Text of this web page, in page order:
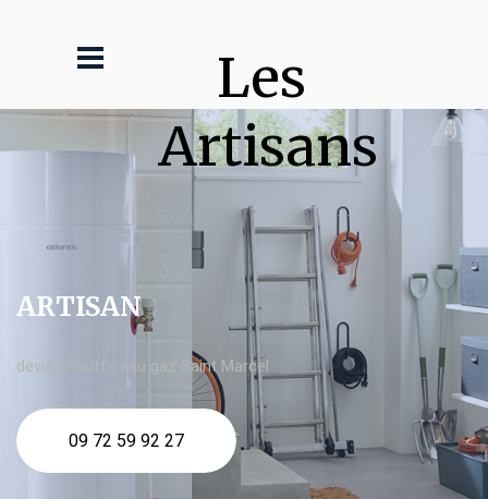
Les
Artisans
ARTISAN
devis Chauffe eau gaz Saint Marcel
09 72 59 92 27